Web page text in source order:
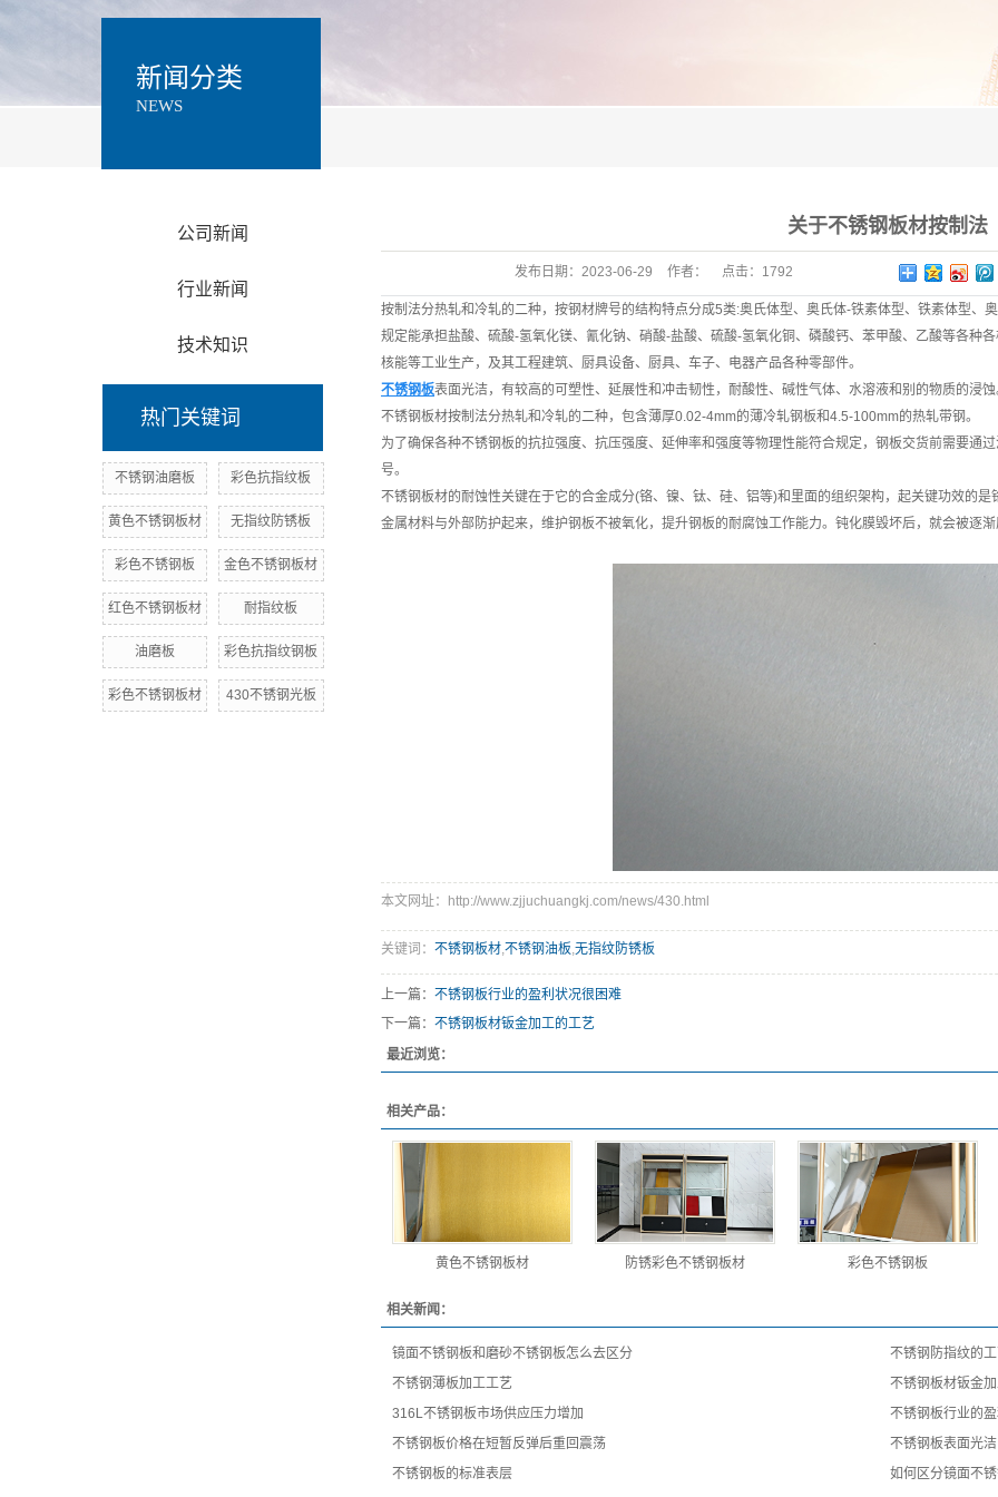
新闻分类
NEWS
公司新闻
行业新闻
技术知识
热门关键词
不锈钢油磨板 彩色抗指纹板
黄色不锈钢板材 无指纹防锈板
彩色不锈钢板 金色不锈钢板材
红色不锈钢板材 耐指纹板
油磨板 彩色抗指纹钢板
彩色不锈钢板材 430不锈钢光板
关于不锈钢板材按制法
发布日期： 2023-06-29 作者： 点击： 1792
按制法分热轧和冷轧的二种，按钢材牌号的结构特点分成5类:奥氏体型、奥氏体-铁素体型、铁素体型、
规定能承担盐酸、硫酸-氢氧化镁、氰化钠、硝酸-盐酸、硫酸-氢氧化铜、磷酸钙、苯甲酸、乙酸等各种
核能等工业生产，及其工程建筑、厨具设备、厨具、车子、电器产品各种零部件。
不锈钢板表面光洁，有较高的可塑性、延展性和冲击韧性，耐酸性、碱性气体、水溶液和别的物质的浸
不锈钢板材按制法分热轧和冷轧的二种，包含薄厚0.02-4mm的薄冷轧钢板和4.5-100mm的热轧带钢。
为了确保各种不锈钢板的抗拉强度、抗压强度、延伸率和强度等物理性能符合规定，钢板交货前需要通
号。
不锈钢板材的耐蚀性关键在于它的合金成分(铬、镍、钛、硅、铝等)和里面的组织架构，起关键功效的
金属材料与外部防护起来，维护钢板不被氧化，提升钢板的耐腐蚀工作能力。钝化膜毁坏后，就会被逐
本文网址：http://www.zjjuchuangkj.com/news/430.html
关键词： 不锈钢板材,不锈钢油板,无指纹防锈板
上一篇： 不锈钢板行业的盈利状况很困难
下一篇： 不锈钢板材钣金加工的工艺
最近浏览：
相关产品：
黄色不锈钢板材 防锈彩色不锈钢板材 彩色不锈钢板
相关新闻：
镜面不锈钢板和磨砂不锈钢板怎么去区分
不锈钢防指纹的
不锈钢薄板加工工艺
不锈钢板材钣金
316L不锈钢板市场供应压力增加
不锈钢板行业的
不锈钢板价格在短暂反弹后重回震荡
不锈钢板表面光
不锈钢板的标准表层
如何区分镜面不